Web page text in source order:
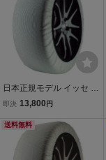
日本正規モデル イッセ ス
ノーソックス 布製タイヤ
70 245/40R21 21インチ
対応 ISSE
即決 13,800 円
送料無料